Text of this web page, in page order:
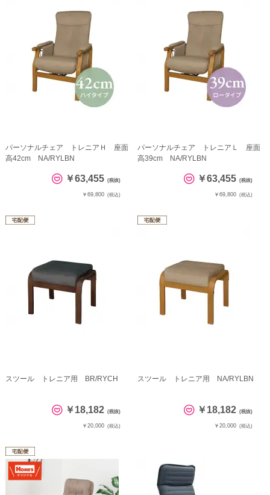
パーソナルチェア トレニアＨ 座面
高42cm NA/RYLBN
￥63,455 (税抜)
￥69,800 (税込)
パーソナルチェア トレニアＬ 座面
高39cm NA/RYLBN
￥63,455 (税抜)
￥69,800 (税込)
スツール トレニア用 BR/RYCH
￥18,182 (税抜)
￥20,000 (税込)
スツール トレニア用 NA/RYLBN
￥18,182 (税抜)
￥20,000 (税込)